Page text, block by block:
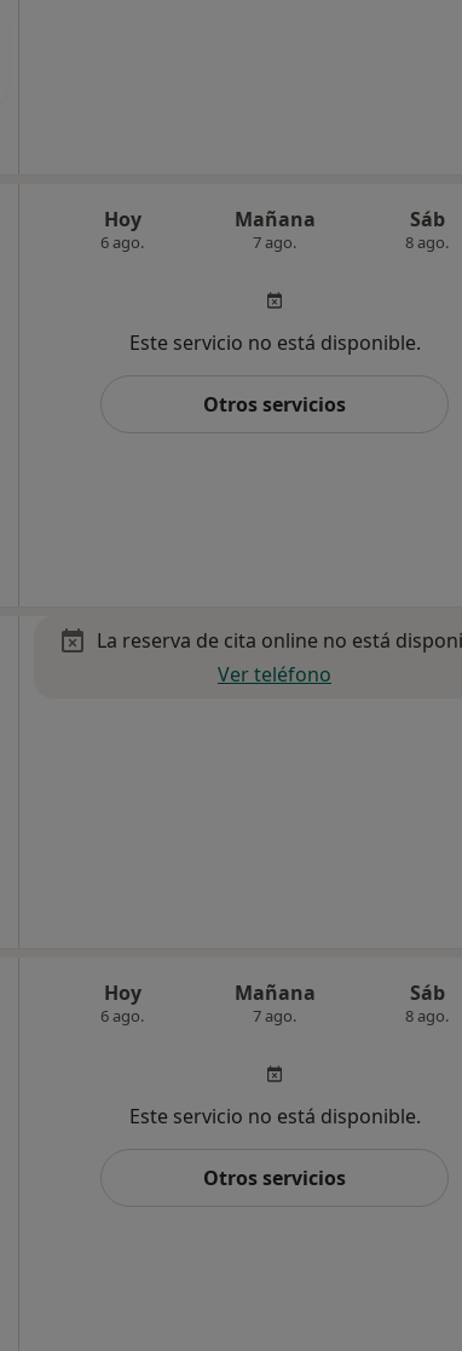
Hoy
6 ago.
Mañana
7 ago.
Sáb
8 ago.
Este servicio no está disponible.
Otros servicios
La reserva de cita online no está
Ver teléfono
Hoy
6 ago.
Mañana
7 ago.
Sáb
8 ago.
Este servicio no está disponible.
Otros servicios